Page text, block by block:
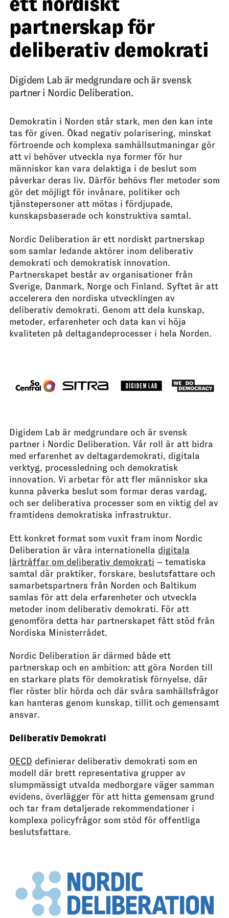
partnerskap för
deliberativ demokrati
Digidem Lab är medgrundare och är svensk
partner i Nordic Deliberation.
Demokratin i Norden står stark, men den kan inte
tas för given. Ökad negativ polarisering, minskat
förtroende och komplexa samhällsutmaningar gör
att vi behöver utveckla nya former för hur
människor kan vara delaktiga i de beslut som
påverkar deras liv. Därför behövs fler metoder som
gör det möjligt för invånare, politiker och
tjänstepersoner att mötas i fördjupade,
kunskapsbaserade och konstruktiva samtal.
Nordic Deliberation är ett nordiskt partnerskap
som samlar ledande aktörer inom deliberativ
demokrati och demokratisk innovation.
Partnerskapet består av organisationer från
Sverige, Danmark, Norge och Finland. Syftet är att
accelerera den nordiska utvecklingen av
deliberativ demokrati. Genom att dela kunskap,
metoder, erfarenheter och data kan vi höja
kvaliteten på deltagandeprocesser i hela Norden.
Digidem Lab är medgrundare och är svensk
partner i Nordic Deliberation. Vår roll är att bidra
med erfarenhet av deltagardemokrati, digitala
verktyg, processledning och demokratisk
innovation. Vi arbetar för att fler människor ska
kunna påverka beslut som formar deras vardag,
och ser deliberativa processer som en viktig del av
framtidens demokratiska infrastruktur.
Ett konkret format som vuxit fram inom Nordic
Deliberation är våra internationella digitala
lärträffar om deliberativ demokrati – tematiska
samtal där praktiker, forskare, beslutsfattare och
samarbetspartners från Norden och Baltikum
samlas för att dela erfarenheter och utveckla
metoder inom deliberativ demokrati. För att
genomföra detta har partnerskapet fått stöd från
Nordiska Ministerrådet.
Nordic Deliberation är därmed både ett
partnerskap och en ambition: att göra Norden till
en starkare plats för demokratisk förnyelse, där
fler röster blir hörda och där svåra samhällsfrågor
kan hanteras genom kunskap, tillit och gemensamt
ansvar.
Deliberativ Demokrati
OECD definierar deliberativ demokrati som en
modell där brett representativa grupper av
slumpmässigt utvalda medborgare väger samman
evidens, överlägger för att hitta gemensam grund
och tar fram detaljerade rekommendationer i
komplexa policyfrågor som stöd för offentliga
beslutsfattare.